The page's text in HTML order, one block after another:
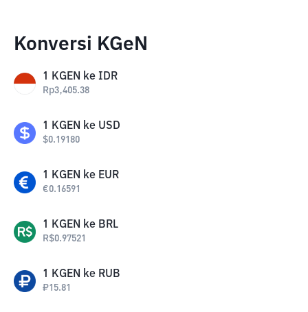
Konversi KGeN
1 KGEN ke IDR
Rp3,405.38
1 KGEN ke USD
$0.19180
1 KGEN ke EUR
€0.16591
1 KGEN ke BRL
R$0.97521
1 KGEN ke RUB
₽15.81